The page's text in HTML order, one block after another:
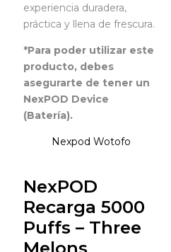
experiencia duradera,
práctica y llena de frescura.
*Para poder utilizar este
producto, debes
asegurarte de tener un
NexPOD Device
(Batería).
Nexpod Wotofo
NexPOD
Recarga 5000
Puffs – Three
Melons